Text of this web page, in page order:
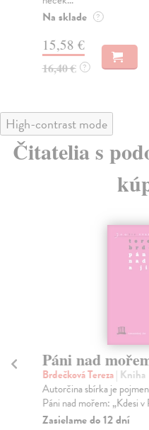
Na sklade ?
15,58 €
16,40 € ?
High-contrast mode
Čitatelia s
Páni nad
Brdečková Tereza| Kniha
Autorčina sbírka je
Páni nad mořem: „Kdesi
Zasielame do 12 dní